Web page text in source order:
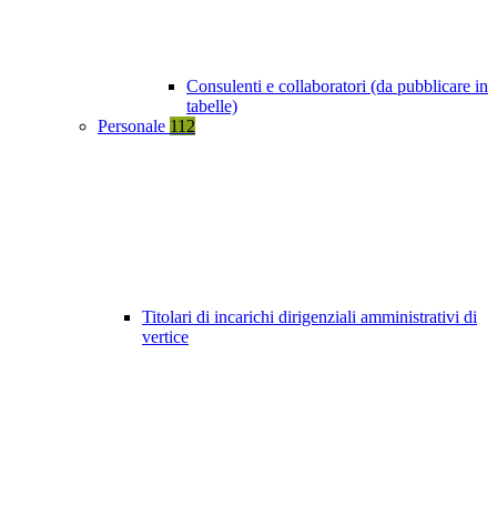
Consulenti e collaboratori (da pubblicare in
tabelle)
Personale 112
Titolari di incarichi dirigenziali amministrativi di
vertice